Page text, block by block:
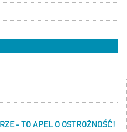
- TO APEL O OSTROŻNOŚĆ!